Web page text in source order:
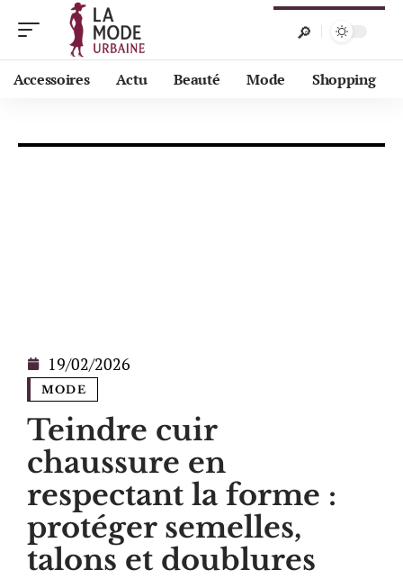
Accessoires Actu Beauté Mode Shopping
19/02/2026
MODE
Teindre cuir
chaussure en
respectant la forme :
protéger semelles,
talons et doublures